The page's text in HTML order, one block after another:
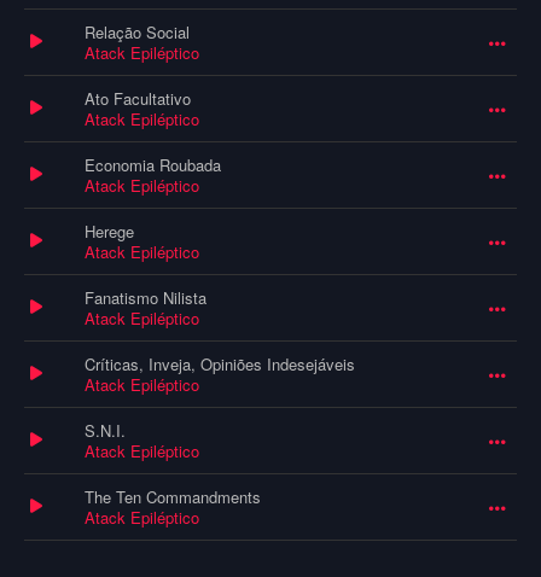
Relação Social
Atack Epiléptico
Ato Facultativo
Atack Epiléptico
Economia Roubada
Atack Epiléptico
Herege
Atack Epiléptico
Fanatismo Nilista
Atack Epiléptico
Críticas, Inveja, Opiniões Indesejáveis
Atack Epiléptico
S.N.I.
Atack Epiléptico
The Ten Commandments
Atack Epiléptico